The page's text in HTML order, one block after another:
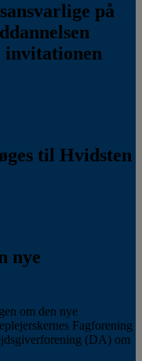
på
invitationen
til Hvidsten
nye
om den nye
Fagforening
(DA) om